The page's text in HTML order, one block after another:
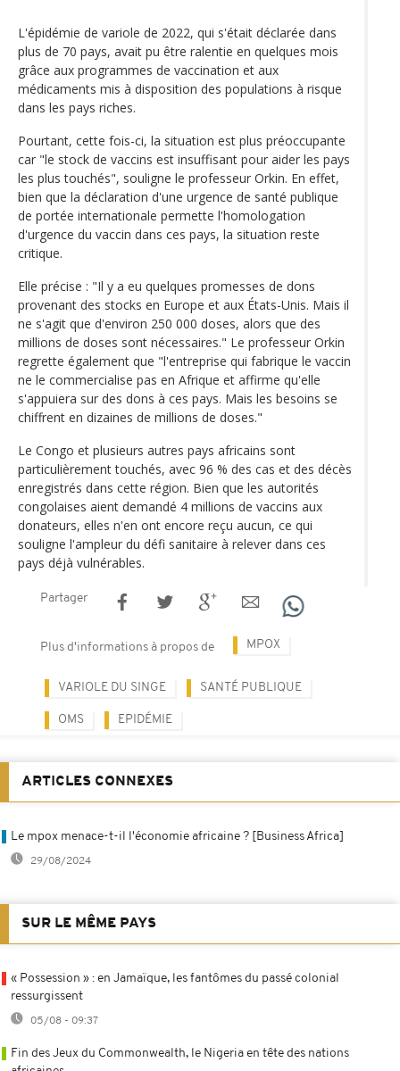
L'épidémie de variole de 2022, qui s'était déclarée dans
plus de 70 pays, avait pu être ralentie en quelques mois
grâce aux programmes de vaccination et aux
médicaments mis à disposition des populations à risque
dans les pays riches.
Pourtant, cette fois-ci, la situation est plus préoccupante
car "le stock de vaccins est insuffisant pour aider les pays
les plus touchés", souligne le professeur Orkin. En effet,
bien que la déclaration d'une urgence de santé publique
de portée internationale permette l'homologation
d'urgence du vaccin dans ces pays, la situation reste
critique.
Elle précise : "Il y a eu quelques promesses de dons
provenant des stocks en Europe et aux États-Unis. Mais il
ne s'agit que d'environ 250 000 doses, alors que des
millions de doses sont nécessaires." Le professeur Orkin
regrette également que "l'entreprise qui fabrique le vaccin
ne le commercialise pas en Afrique et affirme qu'elle
s'appuiera sur des dons à ces pays. Mais les besoins se
chiffrent en dizaines de millions de doses."
Le Congo et plusieurs autres pays africains sont
particulièrement touchés, avec 96 % des cas et des décès
enregistrés dans cette région. Bien que les autorités
congolaises aient demandé 4 millions de vaccins aux
donateurs, elles n'en ont encore reçu aucun, ce qui
souligne l'ampleur du défi sanitaire à relever dans ces
pays déjà vulnérables.
Partager
Plus d'informations à propos de MPOX
VARIOLE DU SINGE SANTÉ PUBLIQUE
OMS EPIDÉMIE
ARTICLES CONNEXES
Le mpox menace-t-il l'économie africaine ? [Business Africa]
29/08/2024
SUR LE MÊME PAYS
« Possession » : en Jamaïque, les fantômes du passé colonial
ressurgissent
05/08 - 09:37
Fin des Jeux du Commonwealth, le Nigeria en tête des nations